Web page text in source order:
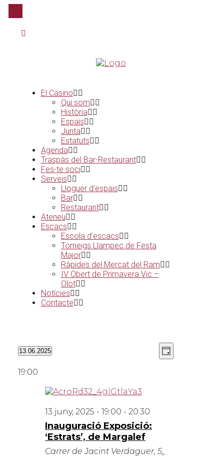
El Casino
Qui som
Història
Espais
Junta
Estatuts
Agenda
Traspàs del Bar-Restaurant
Fes-te soci
Serveis
Lloguer d’espais
Bar
Restaurant
Ateneu
Escacs
Escola d’escacs
Torneigs Llampec de Festa
Major
Ràpides del Mercat del Ram
IV Obert de Primavera Vic –
Olot
Notícies
Contacte
Vistes
de
Navegació
de
Day
13.06.2025
una
19:00
13 juny, 2025 - 19:00 -20:30
Inauguració Exposició:
‘Estrats’, de Margalef
Carrer de Jacint Verdaguer, 5,,